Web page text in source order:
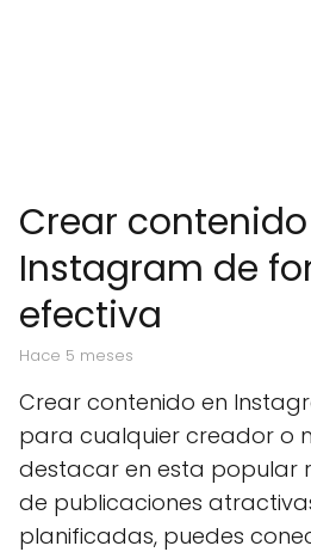
Crear
Instagram de
efectiva
hace 5 meses
Crear contenido en
para cualquier creador o
destacar en esta popular
de publicaciones
planificadas, puedes